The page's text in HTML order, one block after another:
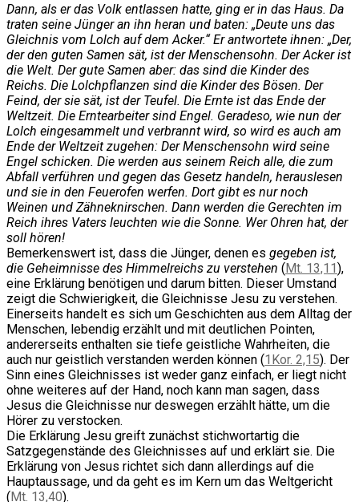
Dann, als er das Volk entlassen hatte, ging er in das Haus. Da
traten seine Jünger an ihn heran und baten: „Deute uns das
Gleichnis vom Lolch auf dem Acker.“ Er antwortete ihnen: „Der,
der den guten Samen sät, ist der Menschensohn. Der Acker ist
die Welt. Der gute Samen aber: das sind die Kinder des
Reichs. Die Lolchpflanzen sind die Kinder des Bösen. Der
Feind, der sie sät, ist der Teufel. Die Ernte ist das Ende der
Weltzeit. Die Erntearbeiter sind Engel. Geradeso, wie nun der
Lolch eingesammelt und verbrannt wird, so wird es auch am
Ende der Weltzeit zugehen: Der Menschensohn wird seine
Engel schicken. Die werden aus seinem Reich alle, die zum
Abfall verführen und gegen das Gesetz handeln, herauslesen
und sie in den Feuerofen werfen. Dort gibt es nur noch
Weinen und Zähneknirschen. Dann werden die Gerechten im
Reich ihres Vaters leuchten wie die Sonne. Wer Ohren hat, der
soll hören!
Bemerkenswert ist, dass die Jünger, denen es gegeben ist,
die Geheimnisse des Himmelreichs zu verstehen (Mt. 13,11),
eine Erklärung benötigen und darum bitten. Dieser Umstand
zeigt die Schwierigkeit, die Gleichnisse Jesu zu verstehen.
Einerseits handelt es sich um Geschichten aus dem Alltag der
Menschen, lebendig erzählt und mit deutlichen Pointen,
andererseits enthalten sie tiefe geistliche Wahrheiten, die
auch nur geistlich verstanden werden können (1Kor. 2,15). Der
Sinn eines Gleichnisses ist weder ganz einfach, er liegt nicht
ohne weiteres auf der Hand, noch kann man sagen, dass
Jesus die Gleichnisse nur deswegen erzählt hätte, um die
Hörer zu verstocken.
Die Erklärung Jesu greift zunächst stichwortartig die
Satzgegenstände des Gleichnisses auf und erklärt sie. Die
Erklärung von Jesus richtet sich dann allerdings auf die
Hauptaussage, und da geht es im Kern um das Weltgericht
(Mt. 13,40).